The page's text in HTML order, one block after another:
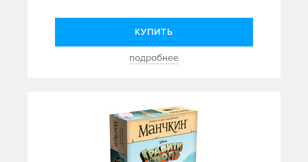
КУПИТЬ
подробнее